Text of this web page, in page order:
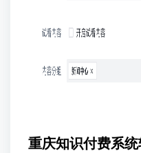
重庆知识付费系